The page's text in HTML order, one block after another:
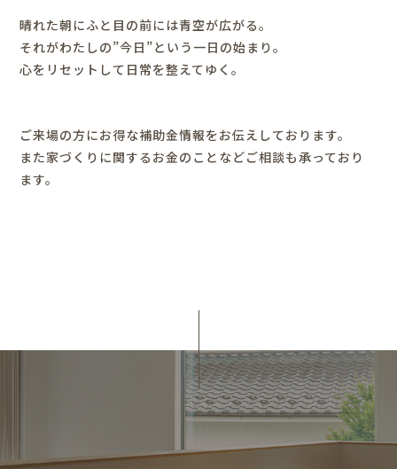
晴れた朝にふと目の前には青空が広がる。
それがわたしの”今日”という一日の始まり。
心をリセットして日常を整えてゆく。
ご来場の方にお得な補助金情報をお伝えしております。
また家づくりに関するお金のことなどご相談も承っており
ます。